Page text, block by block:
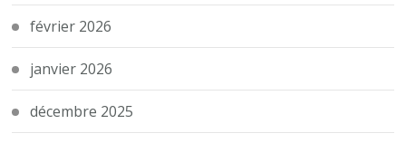
février 2026
janvier 2026
décembre 2025